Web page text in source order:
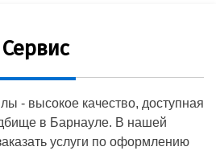
Сервис
- высокое качество, доступная
в Барнауле. В нашей
услуги по оформлению